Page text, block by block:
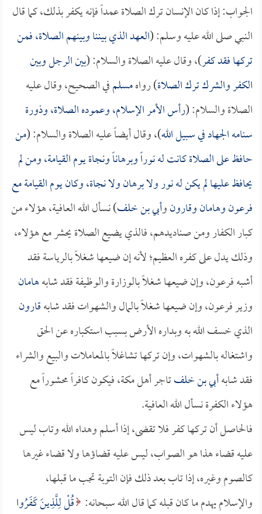
الجواب: إذا كان الإنسان ترك الصلاة عمداً فإنه يكفر بذلك، كما قال
النبي صلى الله عليه وسلم: (العهد الذي بيننا وبينهم الصلاة، فمن
تركها فقد كفر)، وقال عليه الصلاة والسلام: (بين الرجل وبين
الكفر والشرك ترك الصلاة) رواهمسلمفي الصحيح، وقال عليه
الصلاة والسلام: (رأس الأمر الإسلام، وعموده الصلاة، وذورة
سنامه الجهاد في سبيل الله)، وقال أيضاً عليه الصلاة والسلام: (من
حافظ على الصلاة كانت له نوراً وبرهاناً ونجاة يوم القيامة، ومن لم
يحافظ عليها لم يكن له نور ولا برهان ولا نجاة، وكان يوم القيامة مع
فرعون وهامانوقارونوأبي بن خلف) نسأل الله العافية، هؤلاء من
كبار الكفار ومن صناديدهم، فالذي يضيع الصلاة يحشر مع هؤلاء،
وذلك يدل على كفره العظيم؛ لأنه إن ضيعها شغلاً بالرياسة فقد
أشبه فرعون، وإن ضيعها شغلاً بالوزارة والوظيفة فقد شابههامان
وزير فرعون، وإن ضيعها شغلاً بالمال والشهوات فقد شابهقارون
الذي خسف الله به وبداره الأرض بسبب استكباره عن الحق
واشتغاله بالشهوات، وإن تركها تشاغلاً بالمعاملات والبيع والشراء
فقد شابهأبي بن خلفتاجر أهل مكة، فيكون كافراً محشوراً مع
هؤلاء الكفرة نسأل الله العافية.
فالحاصل أن تركها كفر فلا تقضى، إذا أسلم وهداه الله وتاب ليس
عليه قضاء هذا هو الصواب، ليس عليه قضاؤها ولا قضاء غيرها
كالصوم وغيره، إذا تاب بعد ذلك فإن التوبة تجب ما قبلها،
والإسلام يهدم ما كان قبله كما قال الله سبحانه: قُلْ لِلَّذِينَ كَفَرُوا